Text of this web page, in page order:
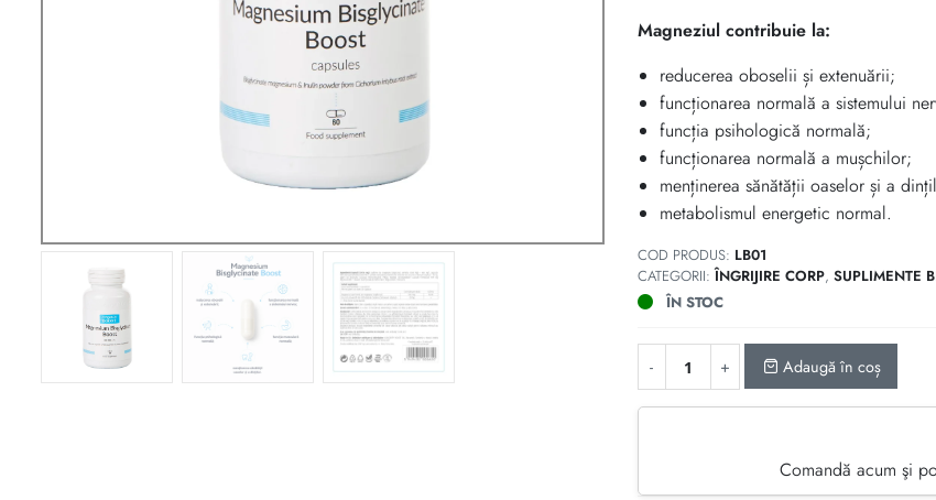
Magneziul contribuie la:
reducerea oboselii și extenuării;
funcționarea normală a sistemului
funcția psihologică normală;
funcționarea normală a mușchilor;
menținerea sănătății oaselor și a
metabolismul energetic normal.
COD PRODUS: LB01
CATEGORII:ÎNGRIJIRE CORP, SUPLIMENTE
ÎN STOC
Adaugă în coș
Comandă acum şi